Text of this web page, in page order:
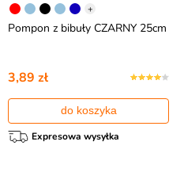
+
Pompon z bibuły CZARNY 25cm
3,89 zł
do koszyka
Expresowa wysyłka